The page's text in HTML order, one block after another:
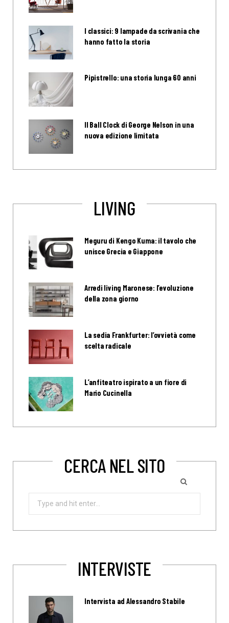
I classici: 9 lampade da scrivania che
hanno fatto la storia
Pipistrello: una storia lunga 60 anni
Il Ball Clock di George Nelson in una
nuova edizione limitata
LIVING
Meguru di Kengo Kuma: il tavolo che
unisce Grecia e Giappone
Arredi living Maronese: l’evoluzione
della zona giorno
La sedia Frankfurter: l’ovvietà come
scelta radicale
L’anfiteatro ispirato a un fiore di
Mario Cucinella
CERCA NEL SITO
Search
INTERVISTE
Intervista ad Alessandro Stabile